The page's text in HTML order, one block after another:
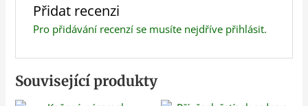
Přidat recenzi
Pro přidávání recenzí se musíte nejdříve přihlásit.
Související produkty